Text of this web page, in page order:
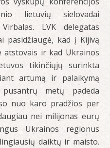
lietuvių sielovadai
LVK delegatas
pasidžiaugė, kad į Kijivą
atstovais ir kad Ukrainos
tikinčiųjų surinkta
artumą ir palaikymą
metų padeda
nuo karo pradžios per
nei milijonas eurų
Ukrainos regionus
daiktų ir maisto.